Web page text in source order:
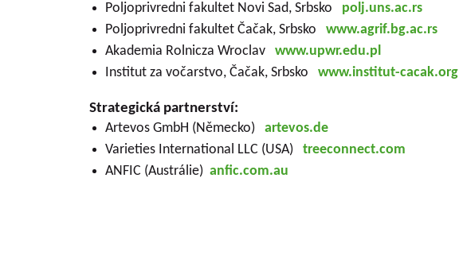
Poljoprivredni fakultet Novi Sad, Srbsko polj.uns.ac.rs
Poljoprivredni fakultet Čačak, Srbsko www.agrif.bg.ac.rs
Akademia Rolnicza Wroclav www.upwr.edu.pl
Institut za vočarstvo, Čačak, Srbsko www.institut-cacak.org
Strategická partnerství:
Artevos GmbH (Německo) artevos.de
Varieties International LLC (USA)
treeconnect.com
ANFIC (Austrálie) anfic.com.au